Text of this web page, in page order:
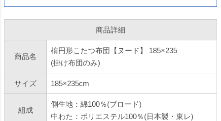
商品詳細
商品名
楕円形こたつ布団【ヌード】 185×235
(掛け布団のみ)
サイズ 185×235cm
組成
側生地：綿100％(ブロード)
中わた：ポリエステル100％(日本製・東レ)